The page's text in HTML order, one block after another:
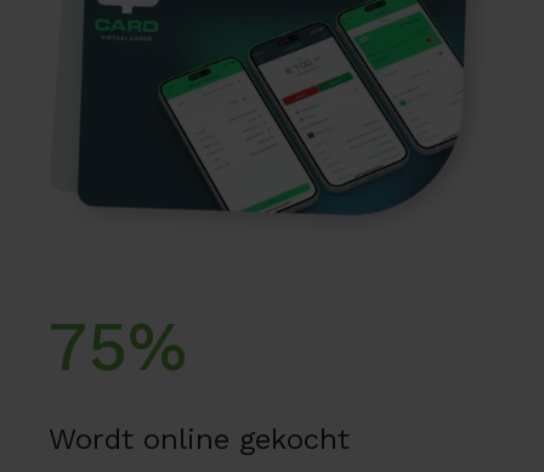
75%
Wordt online gekocht